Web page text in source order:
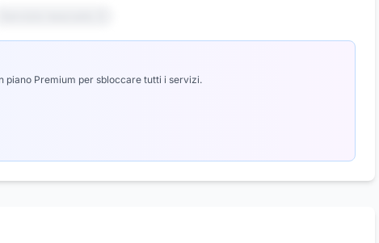
piano Premium per sbloccare tutti i servizi.